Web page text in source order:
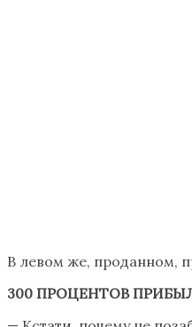
В левом же, проданном,
300 ПРОЦЕНТОВ